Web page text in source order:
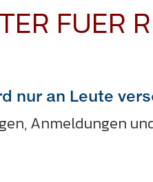
FUER
nur an Leute
Anmeldungen